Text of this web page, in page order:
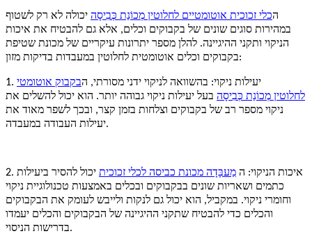
הכלי זכוכית אוטומטיים לחלוטין מְכוֹנַת כְּבִיסָה יכולה לא רק לשטוף
במהירות סוגים שונים של בקבוקים וכלים, אלא גם להבטיח את איכות
הניקוי ותקני ההיגיינה. להלן מספר יתרונות עיקריים של מכונת שטיפת
בקבוקים וכלים אוטומטית לחלוטין במעבדות בדיקות מזון:
1. יעילות ניקוי: בהשוואה לניקוי ידני מסורתי, הבקבוק אוטומטי
לחלוטין מְכוֹנַת כְּבִיסָה בעל יעילות ניקוי גבוהה יותר. הוא יכול להשלים את
ניקוי מספר רב של בקבוקים וצלחות בזמן קצר, ובכך לשפר מאוד את
יעילות העבודה במעבדה.
2. איכות הניקוי: ה מַעבָּדָה מכונת כביסה לכלי זכוכית יכול להסיר ביעילות
כתמים ושאריות שונים בבקבוקים ובכלים באמצעות טכנולוגיית ניקוי
וחומרי ניקוי. במקביל, הוא יכול גם לנקות ולייבש לעומק את הבקבוקים
והכלים כדי להבטיח שתקני ההיגיינה של הבקבוקים והכלים יעמדו
בדרישות הניסוי.